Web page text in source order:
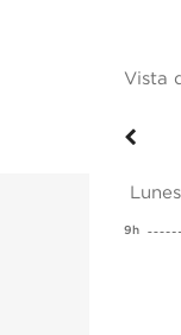
Vista
9h